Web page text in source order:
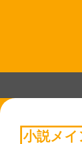
小説メ